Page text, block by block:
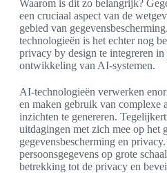
Waarom is dit zo belangrijk?
een cruciaal aspect van de
gebied van
technologieën is het echter nog
privacy by design te integreren
ontwikkeling van AI-systemen.
AI-technologieën verwerken
en maken gebruik van complexe
inzichten te genereren.
uitdagingen met zich mee op het
gegevensbescherming en
persoonsgegevens op grote
betrekking tot de privacy en